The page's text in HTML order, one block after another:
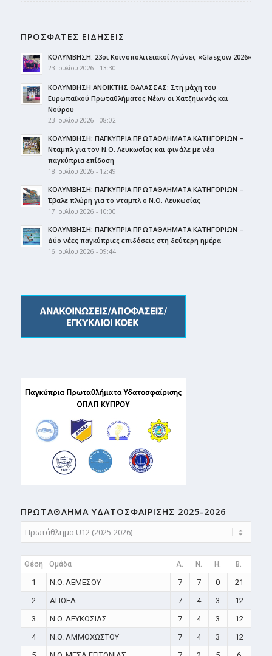
ΠΡΟΣΦΑΤΕΣ ΕΙΔΗΣΕΙΣ
ΚΟΛΥΜΒΗΣΗ: 23οι Κοινοπολιτειακοί Αγώνες «Glasgow 2026»
23 Ιουλίου 2026 - 13:30
ΚΟΛΥΜΒΗΣΗ ΑΝΟΙΚΤΗΣ ΘΑΛΑΣΣΑΣ: Στη μάχη του
Ευρωπαϊκού Πρωταθλήματος Νέων οι Χατζηιωνάς και
Νούρου
23 Ιουλίου 2026 - 08:02
ΚΟΛΥΜΒΗΣΗ: ΠΑΓΚΥΠΡΙΑ ΠΡΩΤΑΘΛΗΜΑΤΑ ΚΑΤΗΓΟΡΙΩΝ –
Νταμπλ για τον Ν.Ο. Λευκωσίας και φινάλε με νέα
παγκύπρια επίδοση
18 Ιουλίου 2026 - 12:49
ΚΟΛΥΜΒΗΣΗ: ΠΑΓΚΥΠΡΙΑ ΠΡΩΤΑΘΛΗΜΑΤΑ ΚΑΤΗΓΟΡΙΩΝ –
Έβαλε πλώρη για το νταμπλ ο Ν.Ο. Λευκωσίας
17 Ιουλίου 2026 - 10:00
ΚΟΛΥΜΒΗΣΗ: ΠΑΓΚΥΠΡΙΑ ΠΡΩΤΑΘΛΗΜΑΤΑ ΚΑΤΗΓΟΡΙΩΝ –
Δύο νέες παγκύπριες επιδόσεις στη δεύτερη ημέρα
16 Ιουλίου 2026 - 09:44
ΠΡΩΤΑΘΛΗMA ΥΔΑΤΟΣΦΑΙΡΙΣΗΣ 2025-2026
Θέση Ομάδα A. N. H. B.
1 N.O. ΛΕΜΕΣΟΥ 7 7 0
21
2
ΑΠΟΕΛ 7 4 3
12
3
N.O. ΛΕΥΚΩΣΙΑΣ 7 4 3
12
4
N.O. ΑΜΜΟΧΩΣΤΟΥ 7 4 3
12